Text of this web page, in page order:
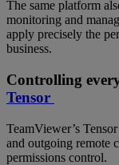
The same platform
monitoring and
apply precisely the
business.
Controlling
Tensor
TeamViewer’s
and outgoing remote
permissions control.